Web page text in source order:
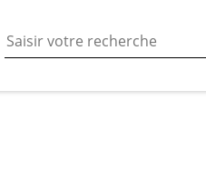
acceptez l’utilisation
les réseaux sociaux.